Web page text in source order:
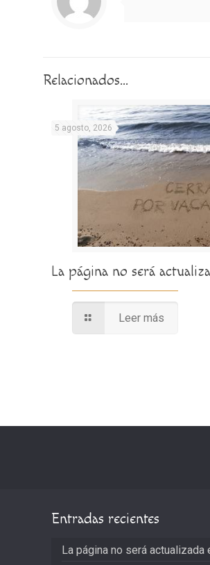
Relacionados...
5 agosto, 2026
La página no será
Leer más
Entradas recientes
La página no será actualizada